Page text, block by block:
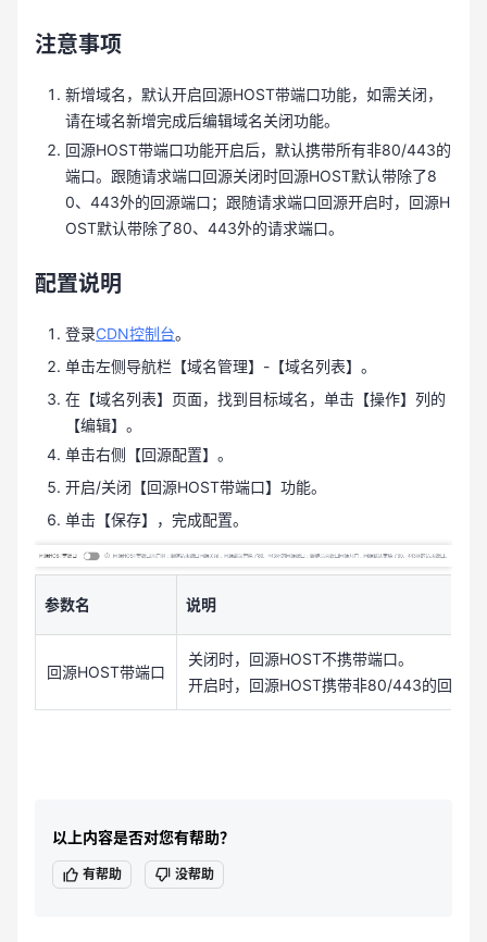
注意事项
新增域名，默认开启回源HOST带端口功能，如需关闭，
请在域名新增完成后编辑域名关闭功能。
回源HOST带端口功能开启后，默认携带所有非80/443的
端口。跟随请求端口回源关闭时回源HOST默认带除了8
0、443外的回源端口；跟随请求端口回源开启时，回源H
OST默认带除了80、443外的请求端口。
配置说明
登录CDN控制台。
单击左侧导航栏【域名管理】-【域名列表】。
在【域名列表】页面，找到目标域名，单击【操作】列的
【编辑】。
单击右侧【回源配置】。
开启/关闭【回源HOST带端口】功能。
单击【保存】，完成配置。
参数名 说明
回源HOST带端口
关闭时，回源HOST不携带端口。
开启时，回源HOST携带非80/443的回源端
以上内容是否对您有帮助？
有帮助 没帮助